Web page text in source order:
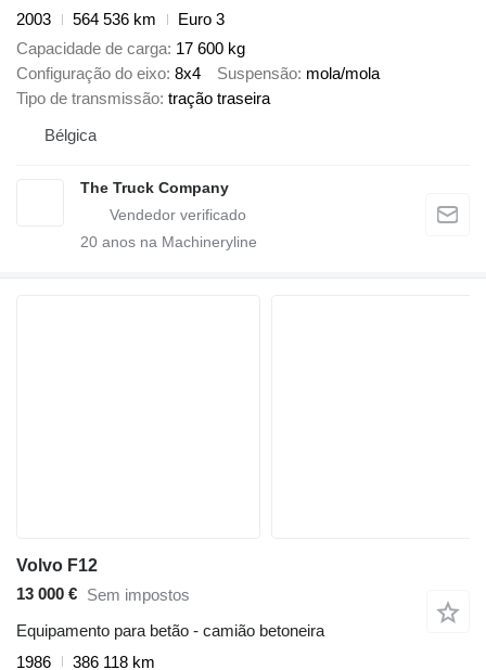
2003
564 536 km
Euro 3
Capacidade de carga 17 600 kg
Configuração do eixo 8x4 Suspensão mola/mola
Tipo de transmissão tração traseira
Bélgica
The Truck Company
20 anos na Machineryline
Volvo F12
13 000 € Sem impostos
Equipamento para betão - camião betoneira
1986
386 118 km